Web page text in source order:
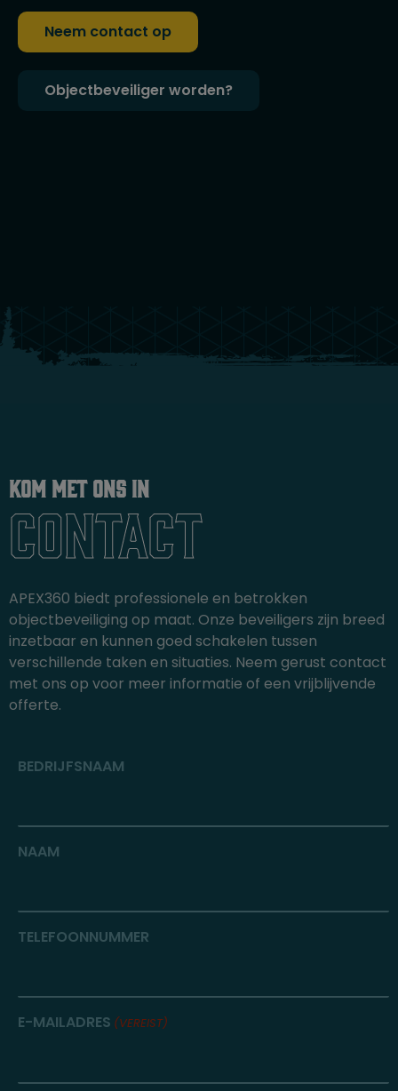
Neem contact op
Objectbeveiliger worden?
Kom met ons in
Contact
APEX360 biedt professionele en betrokken
objectbeveiliging op maat. Onze beveiligers zijn breed
inzetbaar en kunnen goed schakelen tussen
verschillende taken en situaties. Neem gerust contact
met ons op voor meer informatie of een vrijblijvende
offerte.
BEDRIJFSNAAM
NAAM
TELEFOONNUMMER
E-MAILADRES (VEREIST)